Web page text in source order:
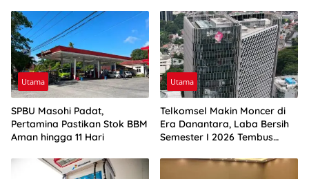
Utama
SPBU Masohi Padat,
Pertamina Pastikan Stok BBM
Aman hingga 11 Hari
Utama
Telkomsel Makin Moncer di
Era Danantara, Laba Bersih
Semester I 2026 Tembus